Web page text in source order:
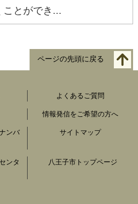
ことができ...
ページの先頭に戻る
よくあるご質問
情報発信をご希望の方へ
ンバ
サイトマップ
ンタ
八王子市トップページ